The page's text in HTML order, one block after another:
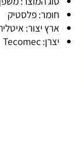
סוג המוצר: משפך
חומר: פלסטיק
ארץ יצור: איטליה